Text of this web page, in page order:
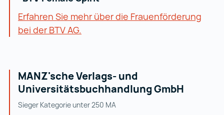
Erfahren Sie mehr über die Frauenförderung
bei der BTV AG.
MANZ'sche Verlags- und
Universitätsbuchhandlung GmbH
Sieger Kategorie unter 250 MA